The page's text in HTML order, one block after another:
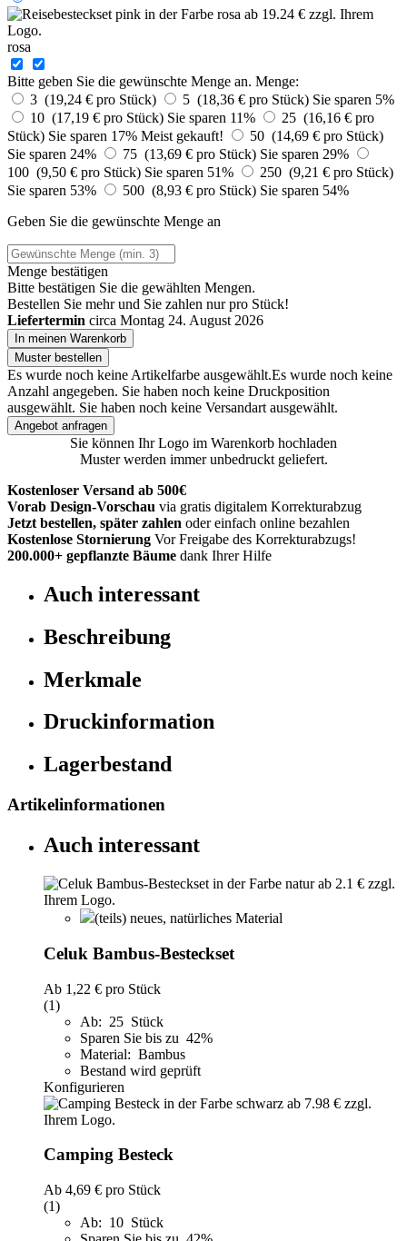
rosa
Bitte geben Sie die gewünschte Menge an. Menge:
3 (19,24 € pro Stück)
5 (18,36 € pro Stück) Sie sparen 5%
10 (17,19 € pro Stück) Sie sparen 11%
25 (16,16 € pro
Stück) Sie sparen 17% Meist gekauft!
50 (14,69 € pro Stück)
Sie sparen 24%
75 (13,69 € pro Stück) Sie sparen 29%
100 (9,50 € pro Stück) Sie sparen 51%
250 (9,21 € pro Stück)
Sie sparen 53%
500 (8,93 € pro Stück) Sie sparen 54%
Geben Sie die gewünschte Menge an
Menge bestätigen
Bitte bestätigen Sie die gewählten Mengen.
Bestellen Sie mehr und Sie zahlen nurpro Stück!
Liefertermin circa Montag 24. August 2026
In meinen Warenkorb
Muster bestellen
Es wurde noch keine Artikelfarbe ausgewählt.Es wurde noch keine
Anzahl angegeben. Sie haben noch keine Druckposition
ausgewählt. Sie haben noch keine Versandart ausgewählt.
Angebot anfragen
Sie können Ihr Logo im Warenkorb hochladen
Muster werden immer unbedruckt geliefert.
Kostenloser Versand ab 500€
Vorab Design-Vorschau via gratis digitalem Korrekturabzug
Jetzt bestellen, später zahlen oder einfach online bezahlen
Kostenlose Stornierung Vor Freigabe des Korrekturabzugs!
200.000+ gepflanzte Bäume dank Ihrer Hilfe
Auch interessant
Beschreibung
Merkmale
Druckinformation
Lagerbestand
Artikelinformationen
Auch interessant
(teils) neues, natürliches Material
Celuk Bambus-Besteckset
Ab 1,22 € pro Stück
(1)
Ab: 25 Stück
Sparen Sie bis zu 42%
Material: Bambus
Bestand wird geprüft
Konfigurieren
Camping Besteck
Ab 4,69 € pro Stück
(1)
Ab: 10 Stück